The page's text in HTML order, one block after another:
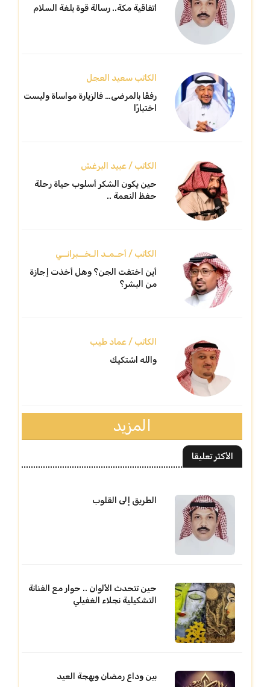
اتفاقية مكة.. رسالة قوة بلغة السلام
الكاتب سعيد العجل
رفقًا بالمرضى… فالزيارة مواساة وليست
اختبارًا
الكاتب / عبيد البرغش
حين يكون الشكر أسلوب حياة رحلة
حفظ النعمة ..
الكاتب / أحـمـد الـخــبرانــي
أين اختفت الجن؟ وهل أخذت إجازة
من البشر؟
الكاتب / عماد طيب
والله اشتكيك
المزيد
الأكثر تعليقا
الطريق إلى القلوب
حين تتحدث الألوان .. حوار مع الفنانة
التشكيلية نجلاء الغفيلي
بين وداع رمضان وبهجة العيد